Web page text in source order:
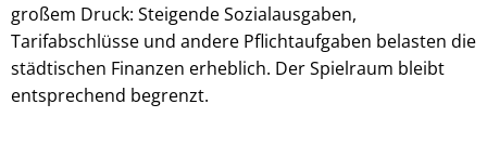
großem Druck: Steigende Sozialausgaben,
Tarifabschlüsse und andere Pflichtaufgaben belasten die
städtischen Finanzen erheblich. Der Spielraum bleibt
entsprechend begrenzt.